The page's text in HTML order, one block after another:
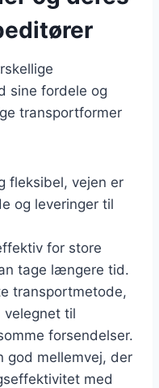
sine fordele og
transportformer
fleksibel, vejen er
og leveringer til
for store
tage længere tid.
transportmetode,
velegnet til
forsendelser.
god mellemvej, der
med